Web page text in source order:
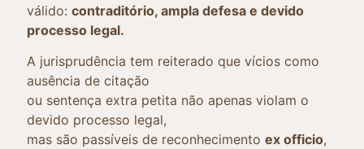
válido: contraditório, ampla defesa e devido
processo legal.
A jurisprudência tem reiterado que vícios como
ausência de citação
ou sentença extra petita não apenas violam o
devido processo legal,
mas são passíveis de reconhecimento ex officio,